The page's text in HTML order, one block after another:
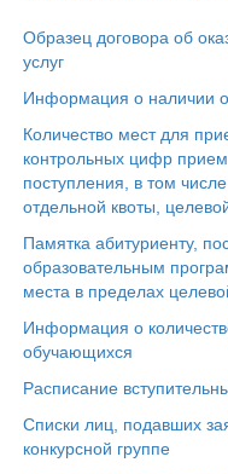
Образец договора об
услуг
Информация о наличии
Количество мест для
контрольных цифр
поступления, в том
отдельной квоты,
Памятка абитуриенту,
образовательным
места в пределах
Информация о
обучающихся
Расписание
Списки лиц, подавших
конкурсной группе